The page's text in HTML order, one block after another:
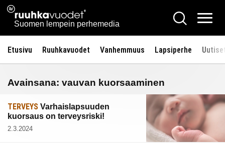
Siirry
sisältöön
Ruuhkavuodet.fi
Suomen lempein perhemedia
Hae
Etusivu Ruuhkavuodet Vanhemmuus Lapsiperhe
Avainsana: vauvan kuorsaaminen
TERVEYS Varhaislapsuuden
kuorsaus on terveysriski!
2.3.2024